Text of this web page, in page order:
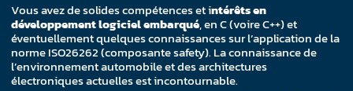
Vous avez de solides compétences et intérêts en
développement logiciel embarqué, en C (voire C++) et
éventuellement quelques connaissances sur l’application de la
norme ISO26262 (composante safety). La connaissance de
l’environnement automobile et des architectures
électroniques actuelles est incontournable.